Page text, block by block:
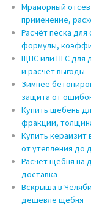
Мраморный
применение,
Расчёт песка
формулы,
ЩПС или ПГС для
и расчёт выгоды
Зимнее
защита от
Купить щебень
фракции,
Купить
от утепления до
Расчёт щебня на
доставка
Вскрыша в
дешевле щебня